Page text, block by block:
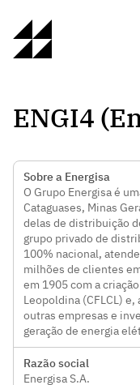
ENGI4
Sobre a Energisa
O Grupo Energisa é
Cataguases, Minas
delas de distribuição
grupo privado de
100% nacional,
milhões de clientes
em 1905 com a
Leopoldina (CFLCL)
outras empresas e
geração de energia
Razão social
Energisa S.A.